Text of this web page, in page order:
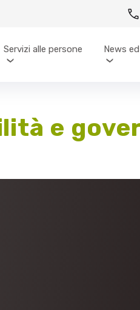
Servizi alle persone News
e